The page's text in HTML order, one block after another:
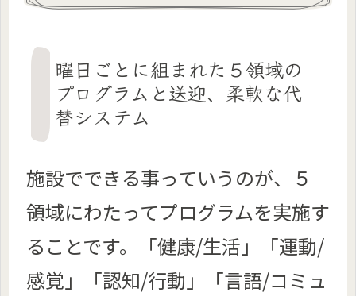
曜日ごとに組まれた５領域の
プログラムと送迎、柔軟な代
替システム
施設でできる事っていうのが、５
領域にわたってプログラムを実施す
ることです。「健康/生活」「運動/
感覚」「認知/行動」「言語/コミュ